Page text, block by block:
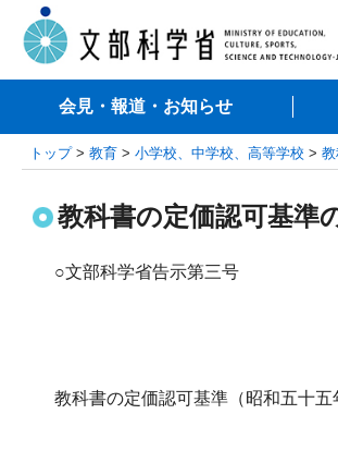
会見・報道・お知らせ
トップ> 教育 > 小学校、中学校、高等学校 >
教科書の定価認可基準
○文部科学省告示第三号
教科書の定価認可基準（昭和五十